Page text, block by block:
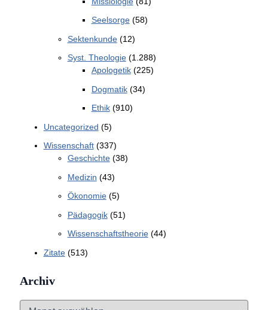
Seelsorge(58)
Sektenkunde(12)
Syst. Theologie(1.288)
Apologetik(225)
Dogmatik(34)
Ethik(910)
Uncategorized (5)
Wissenschaft(337)
Geschichte(38)
Medizin (43)
Ökonomie(5)
Pädagogik(51)
Wissenschaftstheorie(44)
Zitate(513)
Archiv